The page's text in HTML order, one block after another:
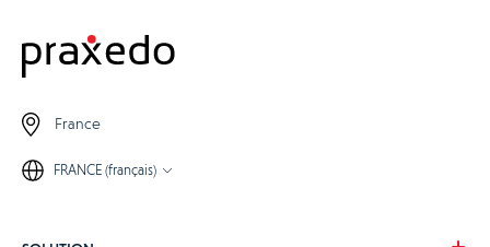
France
FRANCE (français)